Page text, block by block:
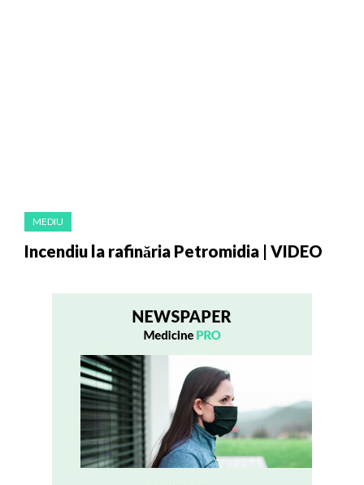
MEDIU
Incendiu la rafinăria Petromidia | VIDEO